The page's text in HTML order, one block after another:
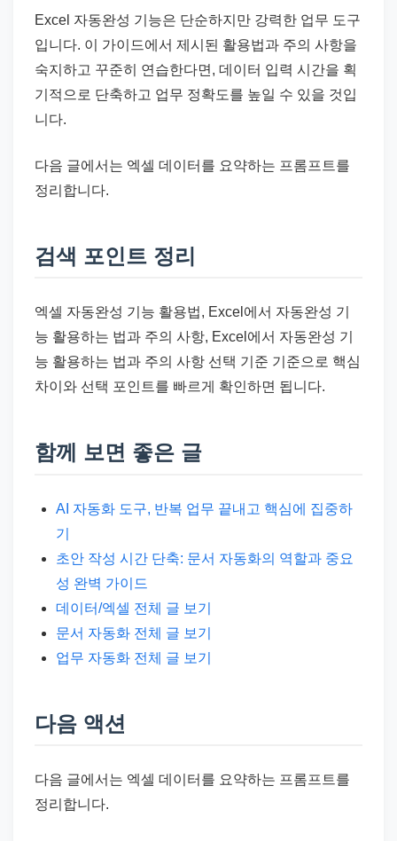
Excel 자동완성 기능은 단순하지만 강력한 업무 도구
입니다. 이 가이드에서 제시된 활용법과 주의 사항을
숙지하고 꾸준히 연습한다면, 데이터 입력 시간을 획
기적으로 단축하고 업무 정확도를 높일 수 있을 것입
니다.
다음 글에서는 엑셀 데이터를 요약하는 프롬프트를
정리합니다.
검색 포인트 정리
엑셀 자동완성 기능 활용법, Excel에서 자동완성 기
능 활용하는 법과 주의 사항, Excel에서 자동완성 기
능 활용하는 법과 주의 사항 선택 기준 기준으로 핵심
차이와 선택 포인트를 빠르게 확인하면 됩니다.
함께 보면 좋은 글
AI 자동화 도구, 반복 업무 끝내고 핵심에 집중하
기
초안 작성 시간 단축: 문서 자동화의 역할과 중요
성 완벽 가이드
데이터/엑셀 전체 글 보기
문서 자동화 전체 글 보기
업무 자동화 전체 글 보기
다음 액션
다음 글에서는 엑셀 데이터를 요약하는 프롬프트를
정리합니다.